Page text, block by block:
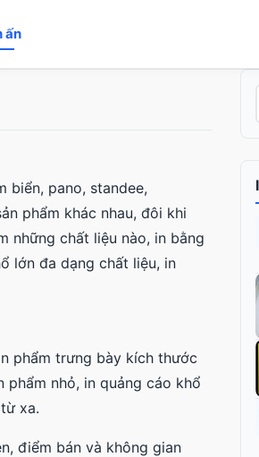
ấn
biển, pano, standee,
phẩm khác nhau, đôi khi
những chất liệu nào, in bằng
lớn đa dạng chất liệu, in
phẩm trưng bày kích thước
phẩm nhỏ, in quảng cáo khổ
xa.
điểm bán và không gian